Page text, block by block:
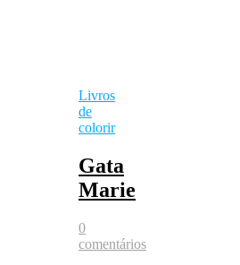
Livros
de
colorir
Gata
Marie
0
comentários